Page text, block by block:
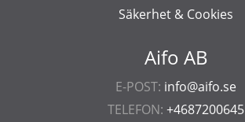
Aifo AB
E-POST: info@aifo.se
TELEFON: +4687200645
Säkerhet & Cookies